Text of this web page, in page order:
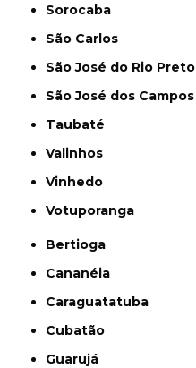
Sorocaba
São Carlos
São José do Rio Preto
São José dos Campos
Taubaté
Valinhos
Vinhedo
Votuporanga
Bertioga
Cananéia
Caraguatatuba
Cubatão
Guarujá